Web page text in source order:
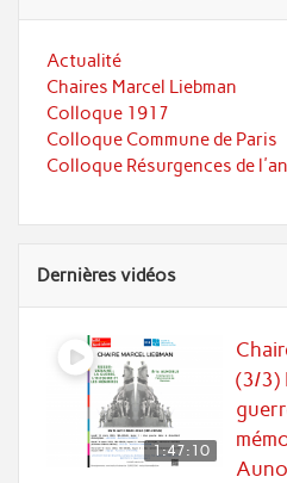
Actualité
Chaires Marcel Liebman
Colloque 1917
Colloque Commune de Paris
Colloque Résurgences de
Dernières vidéos
1:47:10
(3/3)